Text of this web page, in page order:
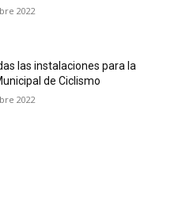
2022
las instalaciones para la
de Ciclismo
2022